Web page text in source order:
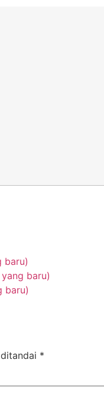
baru)
baru)
baru)
*